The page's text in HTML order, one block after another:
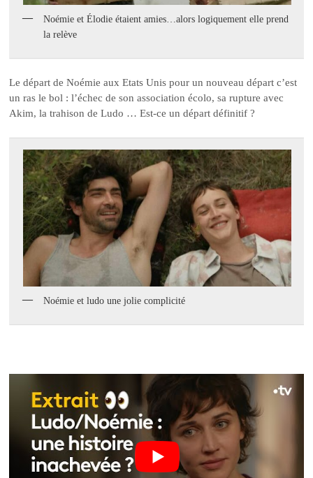
Noémie et Élodie étaient amies…alors logiquement elle prend
la relève
Le départ de Noémie aux Etats Unis pour un nouveau départ c’est
un ras le bol : l’échec de son association écolo, sa rupture avec
Akim, la trahison de Ludo … Est-ce un départ définitif ?
Noémie et ludo une jolie complicité